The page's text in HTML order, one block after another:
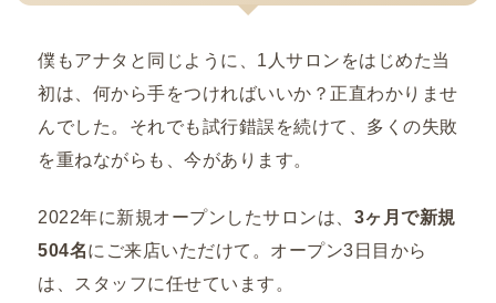
僕もアナタと同じように、1人サロンをはじめた当
初は、何から手をつければいいか？正直わかりませ
んでした。それでも試行錯誤を続けて、多くの失敗
を重ねながらも、今があります。
2022年に新規オープンしたサロンは、 3ヶ月で新規
504名にご来店いただけて。オープン3日目から
は、スタッフに任せています。